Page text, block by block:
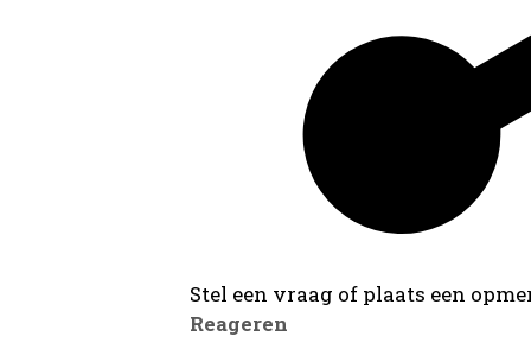
Stel een vraag of plaats een
Reageren